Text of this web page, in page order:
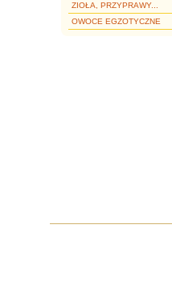
ZIOŁA, PRZYPRAWY...
OWOCE EGZOTYCZNE